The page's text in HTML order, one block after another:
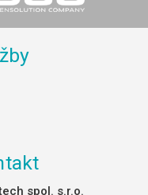
spol. s.r.o.